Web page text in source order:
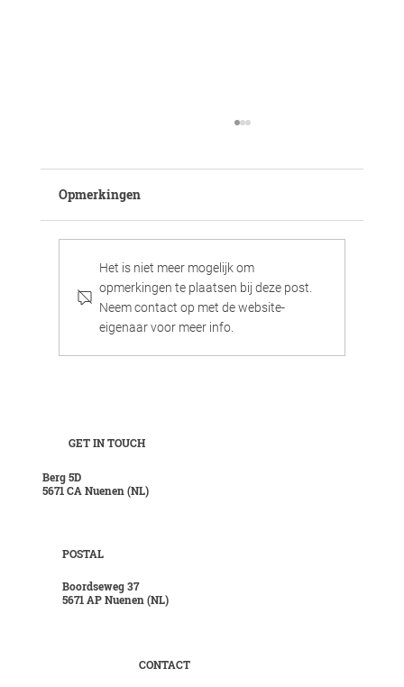
GET IN TOUCH
Berg 5D
5671 CA Nuenen (NL)
POSTAL
Boordseweg 37
5671 AP Nuenen (NL)
CONTACT
Werken,chillen en het gezinsleven
vieren in luxe sferen
Opmerkingen
Het is niet meer mogelijk om
opmerkingen te plaatsen bij deze post.
Neem contact op met de website-
eigenaar voor meer info.